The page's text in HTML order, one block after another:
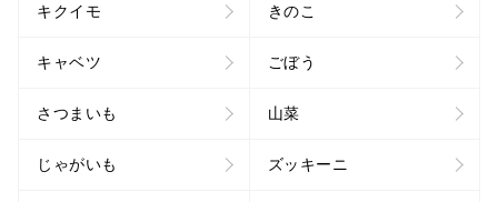
キクイモ きのこ
キャベツ ごぼう
さつまいも 山菜
じゃがいも ズッキーニ